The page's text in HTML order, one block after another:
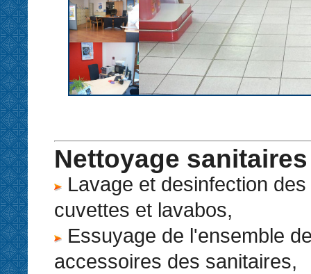
Nettoyage sanitaires
Lavage et desinfection
cuvettes et lavabos,
Essuyage de l'ensemble
accessoires des sanitaires,